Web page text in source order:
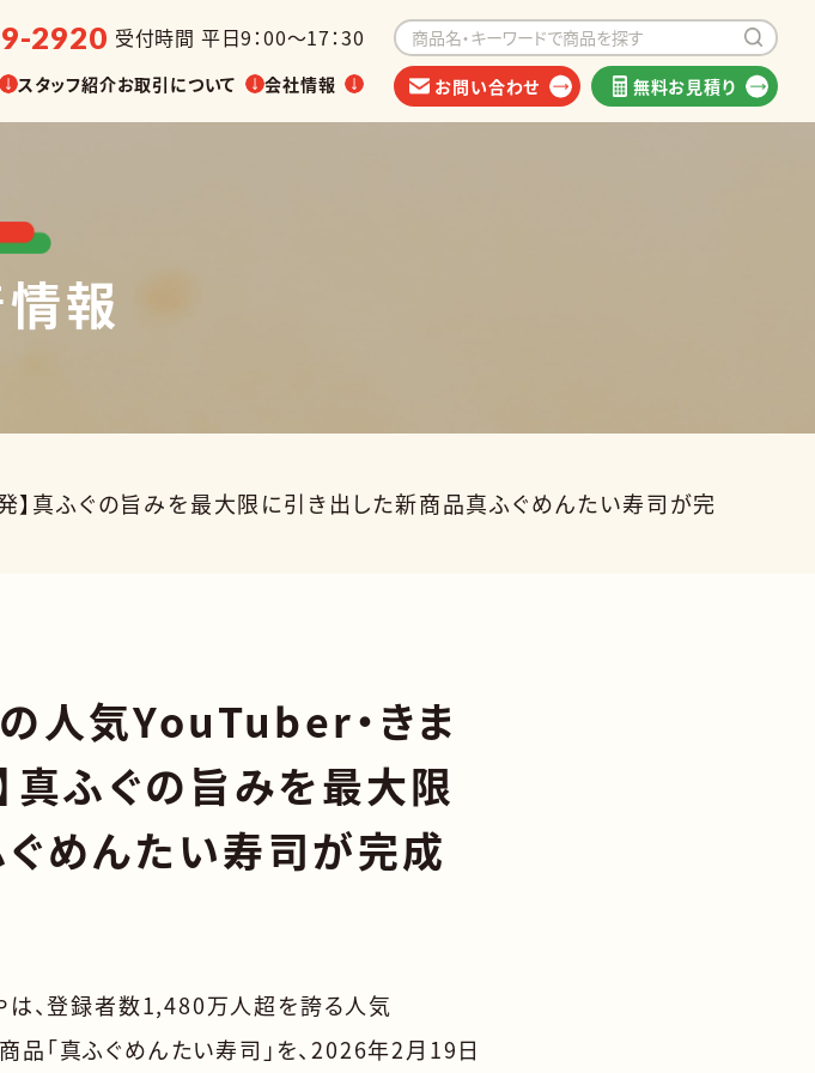
2920 受付時間 平日9：00～17：30
から探す
スタッフ紹介お取引について 会社情報 お問い合わせ 無料お見積り
報
真ふぐの旨みを最大限に引き出した新商品真ふぐめんたい寿司が完
人気YouTuber・きま
真ふぐの旨みを最大限
めんたい寿司が完成
、登録者数1,480万人超を誇る人気
「真ふぐめんたい寿司」を、2026年2月19日